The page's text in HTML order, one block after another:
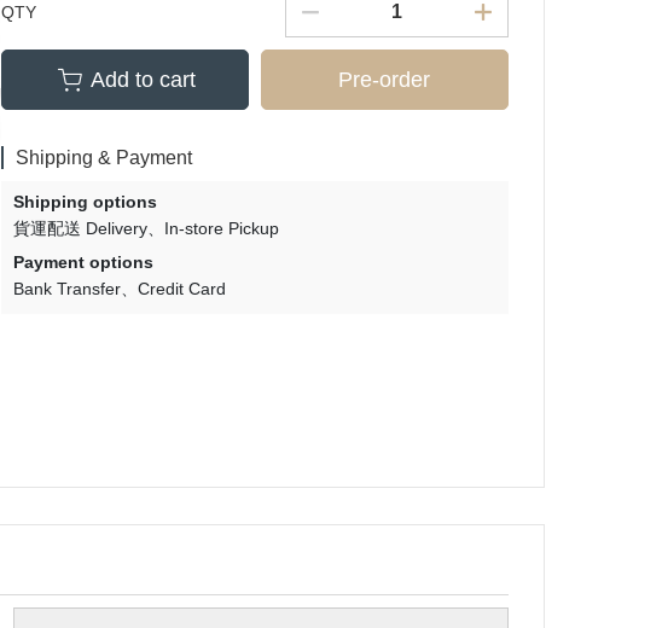
QTY
Add to cart Pre-order
Shipping & Payment
Shipping options
貨運配送 Delivery
In-store Pickup
Payment options
Bank Transfer
Credit Card